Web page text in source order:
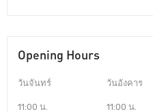
Opening Hours
วันจันทร์
11:00 น.
วันอังคาร
11:00 น.